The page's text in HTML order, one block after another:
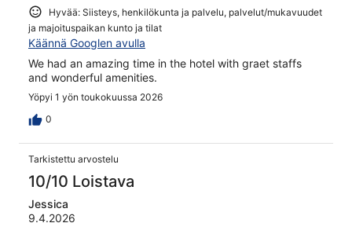
Hyvää: Siisteys, henkilökunta ja palvelu, palvelut/mukavuudet
ja majoituspaikan kunto ja tilat
Käännä Googlen avulla
We had an amazing time in the hotel with graet staffs
and wonderful amenities.
Yöpyi 1 yön toukokuussa 2026
0
Tarkistettu arvostelu
10/10 Loistava
Jessica
9.4.2026